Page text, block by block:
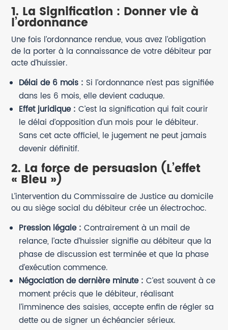
1. La Signification : Donner vie à
l’ordonnance
Une fois l’ordonnance rendue, vous avez l’obligation
de la porter à la connaissance de votre débiteur par
acte d’huissier.
Délai de 6 mois : Si l’ordonnance n’est pas signifiée
dans les 6 mois, elle devient caduque.
Effet juridique : C’est la signification qui fait courir
le délai d’opposition d’un mois pour le débiteur.
Sans cet acte officiel, le jugement ne peut jamais
devenir définitif.
2. La force de persuasion (L’effet
« Bleu »)
L’intervention du Commissaire de Justice au domicile
ou au siège social du débiteur crée un électrochoc.
Pression légale : Contrairement à un mail de
relance, l’acte d’huissier signifie au débiteur que la
phase de discussion est terminée et que la phase
d’exécution commence.
Négociation de dernière minute : C’est souvent à ce
moment précis que le débiteur, réalisant
l’imminence des saisies, accepte enfin de régler sa
dette ou de signer un échéancier sérieux.